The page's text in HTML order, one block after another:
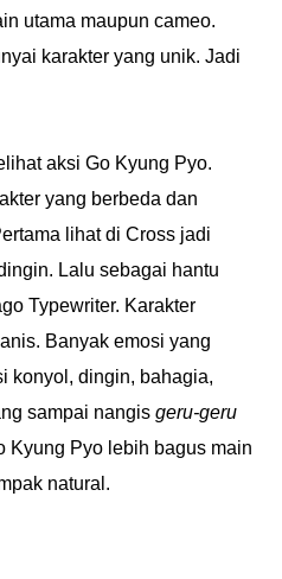
utama maupun cameo.
karakter yang unik. Jadi
aksi Go Kyung Pyo.
yang berbeda dan
lihat di Cross jadi
Lalu sebagai hantu
Typewriter. Karakter
Banyak emosi yang
konyol, dingin, bahagia,
sampai nangis geru-geru
Kyung Pyo lebih bagus main
natural.